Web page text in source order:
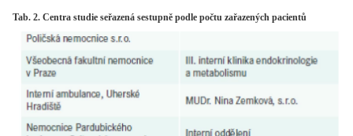
Tab. 2. Centra studie seřazená sestupně podle počtu zařazených pacientů